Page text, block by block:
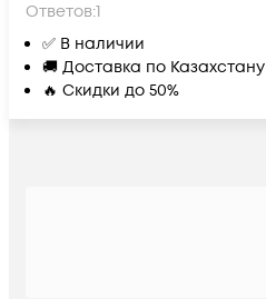
Ответов:1
✅ В наличии
🚚 Доставка по Казахстану
🔥 Скидки до 50%